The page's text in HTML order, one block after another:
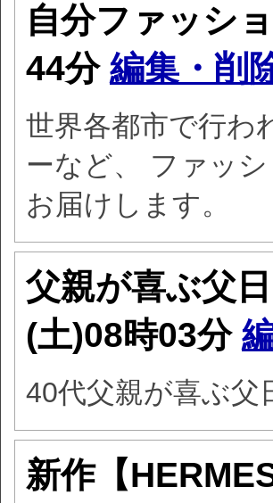
自分ファッシ
44分 編集・削
世界各都市で行わ
ーなど、 ファッ
お届けします。
父親が喜ぶ父
(土)08時03分
40代父親が喜ぶ
新作【